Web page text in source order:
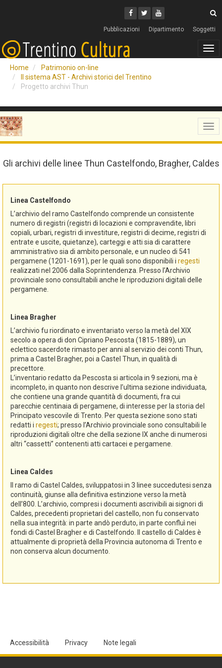
Facebook
Twitter
Youtube
Pubblicazioni Dipartimento Soggetti
Home
Patrimonio on-line
Il sistema AST - Archivi storici del Trentino
Progetto archivi Thun
Gli archivi delle linee Thun Castelfondo, Bragher, Caldes
Linea Castelfondo
L’archivio del ramo Castelfondo comprende un consistente
numero di registri (registri di locazioni e compravendite, libri
copiali, urbari, registri di investiture, registri di decime, registri di
entrate e uscite, quietanze), carteggi e atti sia di carattere
amministrativo sia di ambito personale, e un nucleo di 541
pergamene (1201-1691), per le quali sono disponibili i regesti
realizzati nel 2006 dalla Soprintendenza. Presso l’Archivio
provinciale sono consultabili anche le riproduzioni digitali delle
pergamene.
Linea Bragher
L’archivio fu riordinato e inventariato verso la metà del XIX
secolo a opera di don Cipriano Pescosta (1815-1889), un
eclettico sacerdote rimasto per anni al servizio dei conti Thun,
prima a Castel Bragher, poi a Castel Thun, in qualità di
precettore.
L’inventario redatto da Pescosta si articola in 9 sezioni, ma è
incompleto, in quanto non descrive l’ultima sezione individuata,
che contiene una grande quantità di documenti, fra cui
parecchie centinaia di pergamene, di interesse per la storia del
Principato vescovile di Trento. Per questa sezione sono stati
redatti i regesti; presso l’Archivio provinciale sono consultabili le
riproduzioni digitali oltre che della sezione IX anche di numerosi
altri “cassetti” contenenti atti cartacei e pergamene.
Linea Caldes
Il ramo di Castel Caldes, sviluppatosi in 3 linee succedutesi senza
continuità, giunse alla definitiva estinzione verso la metà
dell’800. L’archivio, compresi i documenti ascrivibili ai signori di
Caldes, precedenti proprietari del castello, non fu conservato
nella sua integrità: in parte andò perduto, in parte confluì nei
fondi di Castel Bragher e di Castelfondo. Il castello di Caldes è
attualmente di proprietà della Provincia autonoma di Trento e
non conserva alcun documento.
Accessibilità Privacy Note legali